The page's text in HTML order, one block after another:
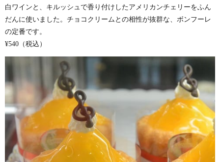
白ワインと、キルッシュで香り付けしたアメリカンチェリーをふん
だんに使いました。チョコクリームとの相性が抜群な、ボンフーレ
の定番です。
¥540（税込）